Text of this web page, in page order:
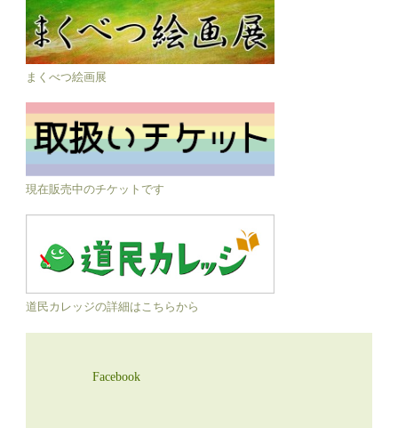
まくべつ絵画展
現在販売中のチケットです
道民カレッジの詳細はこちらから
Facebook